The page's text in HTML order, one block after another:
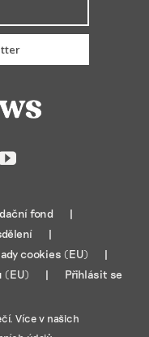
YouTube
fond
cookies (EU)
(EU)
Přihlásit se
Více v našich